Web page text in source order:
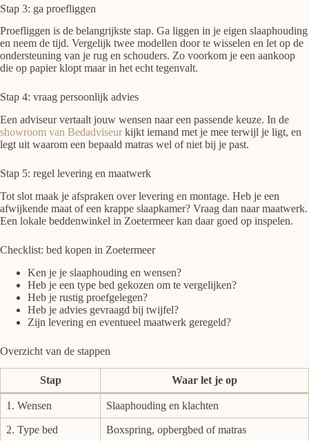
Stap 3: ga proefliggen
Proefliggen is de belangrijkste stap. Ga liggen in je eigen slaaphouding
en neem de tijd. Vergelijk twee modellen door te wisselen en let op de
ondersteuning van je rug en schouders. Zo voorkom je een aankoop
die op papier klopt maar in het echt tegenvalt.
Stap 4: vraag persoonlijk advies
Een adviseur vertaalt jouw wensen naar een passende keuze. In de
showroom van Bedadviseurkijkt iemand met je mee terwijl je ligt, en
legt uit waarom een bepaald matras wel of niet bij je past.
Stap 5: regel levering en maatwerk
Tot slot maak je afspraken over levering en montage. Heb je een
afwijkende maat of een krappe slaapkamer? Vraag dan naar maatwerk.
Een lokale beddenwinkel in Zoetermeer kan daar goed op inspelen.
Checklist: bed kopen in Zoetermeer
Ken je je slaaphouding en wensen?
Heb je een type bed gekozen om te vergelijken?
Heb je rustig proefgelegen?
Heb je advies gevraagd bij twijfel?
Zijn levering en eventueel maatwerk geregeld?
Overzicht van de stappen
Stap Waar let je op
1. Wensen Slaaphouding en klachten
2. Type bed Boxspring, opbergbed of matras